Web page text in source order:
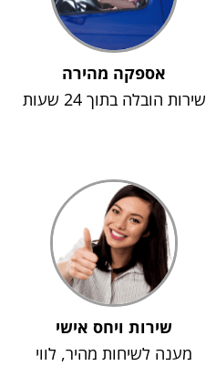
אספקה מהירה
שירות הובלה בתוך 24 שעות
שירות ויחס אישי
מענה לשיחות מהיר, לווי